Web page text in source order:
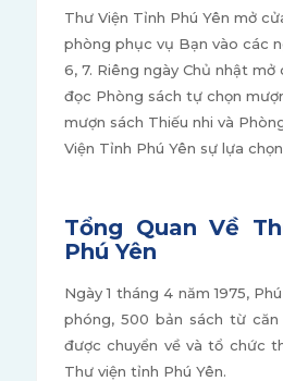
Thư Viện Tỉnh Phú Yên mở
phòng phục vụ Bạn vào các
6, 7. Riêng ngày Chủ nhật
đọc Phòng sách tự chọn
mượn sách Thiếu nhi và
Viện Tỉnh Phú Yên sự lựa
Tổng Quan Về
Phú Yên
Ngày 1 tháng 4 năm 1975,
phóng, 500 bản sách từ
được chuyển về và tổ chức
Thư viện tỉnh Phú Yên.